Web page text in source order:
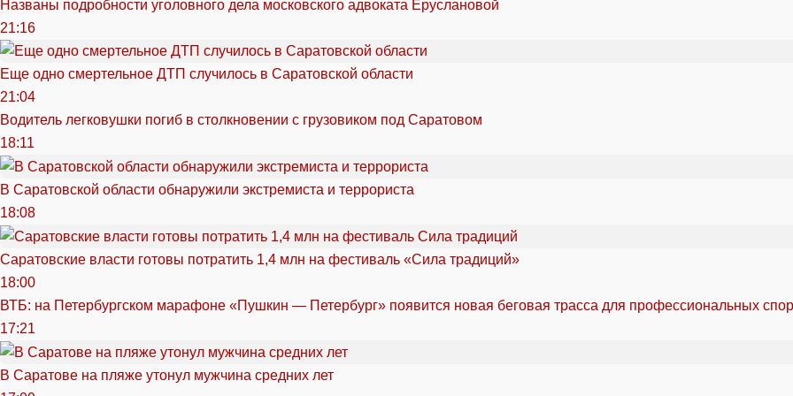
Названы подробности уголовного дела московского адвоката Еруслановой
21:16
Еще одно смертельное ДТП случилось в Саратовской области
21:04
Водитель легковушки погиб в столкновении с грузовиком под Саратовом
18:11
В Саратовской области обнаружили экстремиста и террориста
18:08
Саратовские власти готовы потратить 1,4 млн на фестиваль «Сила традиций»
18:00
ВТБ: на Петербургском марафоне «Пушкин — Петербург» появится новая беговая трасса для профессиональных
17:21
В Саратове на пляже утонул мужчина средних лет